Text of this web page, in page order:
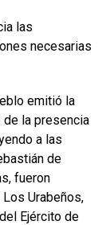
las
necesarias
emitió la
de la presencia
a las
de
fueron
Urabeños,
Ejército de